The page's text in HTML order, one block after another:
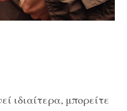
ιδιαίτερα, μπορείτε